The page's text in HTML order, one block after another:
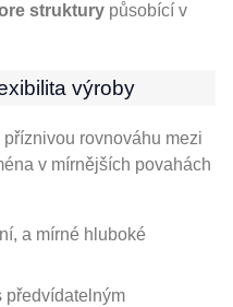
struktury působící v
výroby
rovnováhu mezi
v mírnějších povahách
a mírné hluboké
předvídatelným